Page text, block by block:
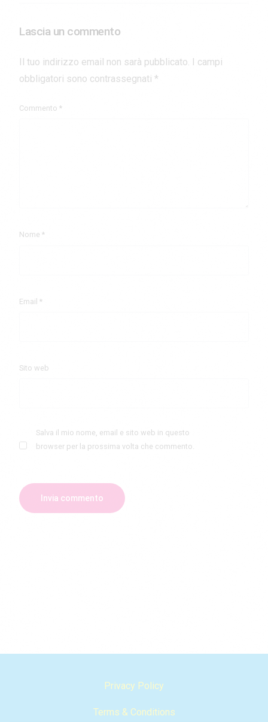
Lascia un commento
Il tuo indirizzo email non sarà pubblicato. I campi
obbligatori sono contrassegnati*
Commento*
Nome*
Email*
Sito web
Salva il mio nome, email e sito web in questo
browser per la prossima volta che commento.
Privacy Policy
Terms & Conditions